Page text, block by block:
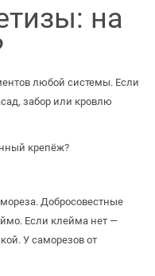
на
любой системы. Если
забор или кровлю
крепёж?
Добросовестные
Если клейма нет —
У саморезов от